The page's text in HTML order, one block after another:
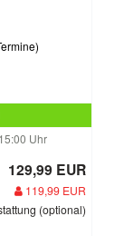
Uhr
129,99 EUR
119,99 EUR
(optional)